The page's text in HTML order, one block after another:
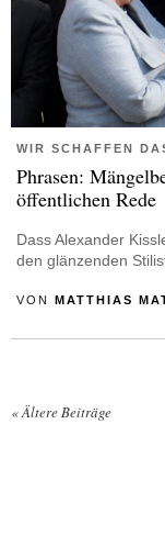
WIR SCHAFFEN
Phrasen:
öffentlichen Rede
Dass Alexander
den glänzenden
VON MATTHIAS
«Ältere Beiträge